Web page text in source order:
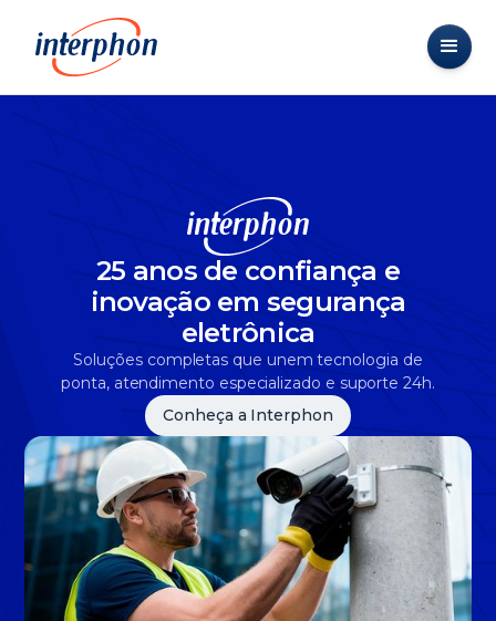
25 anos de confiança e
inovação em segurança
eletrônica
Soluções completas que unem tecnologia de
ponta, atendimento especializado e suporte 24h.
Conheça a Interphon